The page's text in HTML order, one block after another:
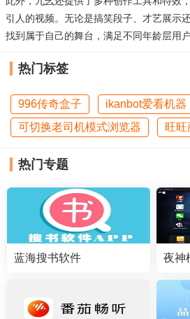
引人的视频。无论是搞笑段子、才艺展示
找到属于自己的舞台，满足不同年龄层用
热门标签
996传奇盒子
ikanbot爱看机器
可切换老司机模式浏览器
旺旺
热门专题
蓝海搜书软件 夜神